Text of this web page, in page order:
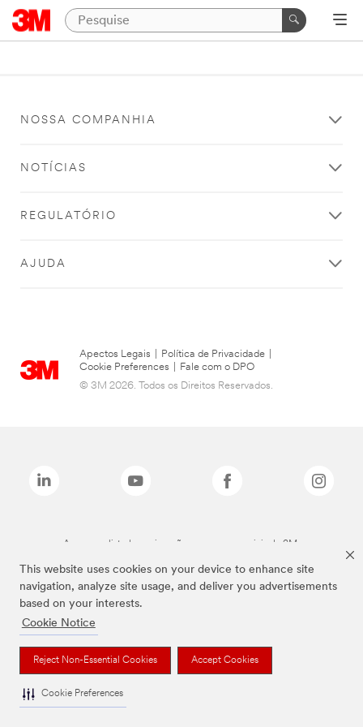
This website uses cookies on your device to enhance site
navigation, analyze site usage, and deliver you advertisements
based on your interests.
Cookie Notice
Reject Non-Essential Cookies Accept Cookies
Cookie Preferences
NOSSA COMPANHIA
NOTÍCIAS
REGULATÓRIO
AJUDA
Apectos Legais Política de Privacidade
Cookie Preferences
Fale com o DPO
© 3M 2026. Todos os Direitos Reservados.
As marcas listadas a cima são marcas comerciais da 3M.